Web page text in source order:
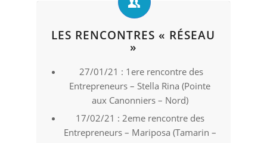
LES RENCONTRES « RÉSEAU
»
27/01/21 : 1ere rencontre des
Entrepreneurs – Stella Rina (Pointe
aux Canonniers – Nord)
17/02/21 : 2eme rencontre des
Entrepreneurs – Mariposa (Tamarin –